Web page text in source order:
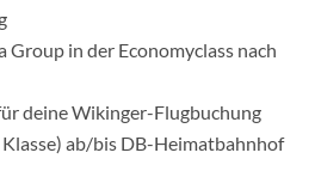
Group in der Economyclass nach
deine Wikinger-Flugbuchung
Klasse) ab/bis DB-Heimatbahnhof